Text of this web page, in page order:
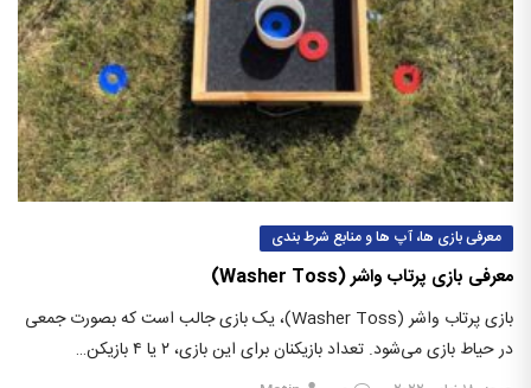
معرفی بازی ها، آپ ها و منابع شرط بندی
معرفی بازی پرتاب واشر (Washer Toss)
بازی پرتاب واشر (Washer Toss)، یک بازی جالب است که بصورت جمعی
در حیاط بازی می‌شود. تعداد بازیکنان برای این بازی، ۲ یا ۴ بازیکن…